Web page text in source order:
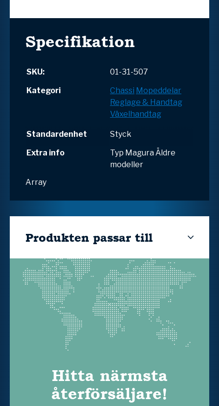
Specifikation
SKU:
01-31-507
Kategori
Chassi Mopeddelar
Reglage & Handtag
Växelhandtag
Standardenhet
Styck
Extra info
Typ Magura Äldre
modeller
Array
Produkten passar till
Hitta närmsta
återförsäljare!